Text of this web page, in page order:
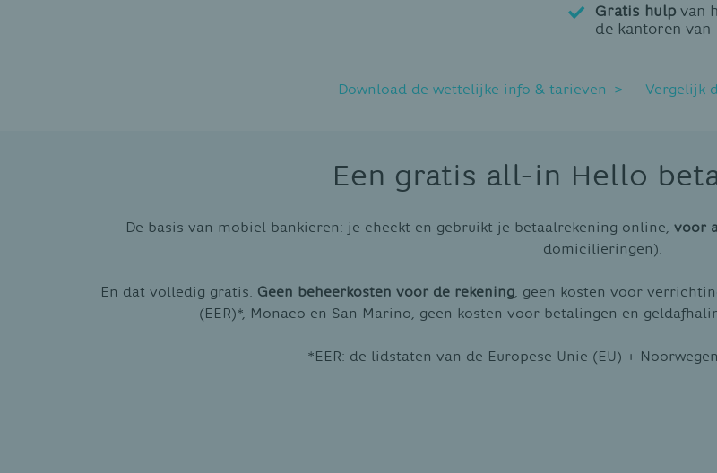
Gratis hulp van
de kantoren van
Download de wettelijke info & tarieven Vergelijk
Een gratis all-in Hello
De basis van mobiel bankieren: je checkt en gebruikt je betaalrekening online, voor
domiciliëringen).
En dat volledig gratis. Geen beheerkosten voor de rekening, geen kosten voor
(EER)*, Monaco en San Marino, geen kosten voor betalingen en
*EER: de lidstaten van de Europese Unie (EU) +